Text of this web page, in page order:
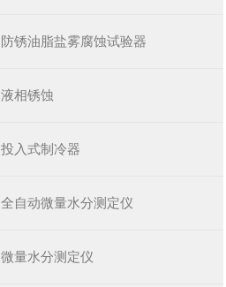
防锈油脂盐雾腐蚀试验器
液相锈蚀
投入式制冷器
全自动微量水分测定仪
微量水分测定仪